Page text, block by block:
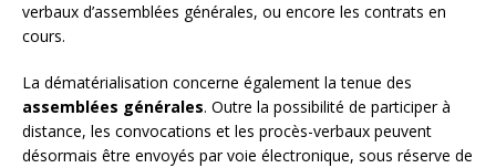
verbaux d’assemblées générales, ou encore les contrats en
cours.
La dématérialisation concerne également la tenue des
assemblées générales. Outre la possibilité de participer à
distance, les convocations et les procès-verbaux peuvent
désormais être envoyés par voie électronique, sous réserve de